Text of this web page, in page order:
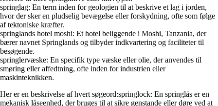
springlag: En term inden for geologien til at beskrive et lag i jorden,
hvor der sker en pludselig bevægelse eller forskydning, ofte som følge
af tektoniske kræfter.
springlands hotel moshi: Et hotel beliggende i Moshi, Tanzania, der
bærer navnet Springlands og tilbyder indkvartering og faciliteter til
besøgende.
springlervæske: En specifik type væske eller olie, der anvendes til
smøring eller affedtning, ofte inden for industrien eller
maskinteknikken.
Her er en beskrivelse af hvert søgeord:springlock: En springlås er en
mekanisk låseenhed, der bruges til at sikre genstande eller døre ved at